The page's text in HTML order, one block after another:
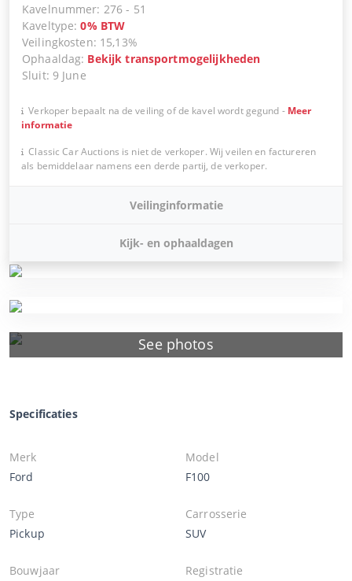
See photos
Kavelnummer: 276 - 51
Kaveltype:0% BTW
Veilingkosten: 15,13%
Ophaaldag: Bekijk transportmogelijkheden
Sluit: 9 June
Verkoper bepaalt na de veiling of de kavel wordt gegund - Meer
informatie
Classic Car Auctions is niet de verkoper. Wij veilen en factureren
als bemiddelaar namens een derde partij, de verkoper.
Veilinginformatie
Kijk- en ophaaldagen
Specificaties
Merk
Ford
Model
F100
Type
Pickup
Carrosserie
SUV
Bouwjaar
Registratie